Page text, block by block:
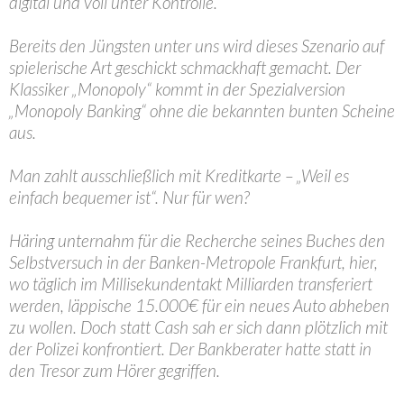
Bereits den Jüngsten unter uns wird dieses Szenario auf
spielerische Art geschickt schmackhaft gemacht. Der
Klassiker „Monopoly“ kommt in der Spezialversion
„Monopoly Banking“ ohne die bekannten bunten Scheine
aus.
Man zahlt ausschließlich mit Kreditkarte – „Weil es
einfach bequemer ist“. Nur für wen?
Häring unternahm für die Recherche seines Buches den
Selbstversuch in der Banken-Metropole Frankfurt, hier,
wo täglich im Millisekundentakt Milliarden transferiert
werden, läppische 15.000€ für ein neues Auto abheben
zu wollen. Doch statt Cash sah er sich dann plötzlich mit
der Polizei konfrontiert. Der Bankberater hatte statt in
den Tresor zum Hörer gegriffen.